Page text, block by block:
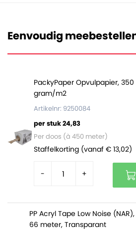
Deze zakken zijn volledig
en daarom ook volledig
Eenvoudig
PackyPaper Opvulpapier,
gram/m2
Artikelnr: 9250084
per stuk 24,83
Per doos (à 450 meter)
Staffelkorting (vanaf € 13,02)
- +
PP Acryl Tape Low Noise
66 meter, Transparant